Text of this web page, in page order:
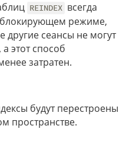
REINDEX всегда
режиме,
другие сеансы не могут
этот способ
затратен.
будут перестроены
пространстве.